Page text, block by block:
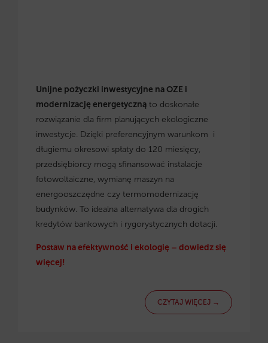
Unijne pożyczki inwestycyjne na OZE i
modernizację energetyczną to doskonałe
rozwiązanie dla firm planujących ekologiczne
inwestycje. Dzięki preferencyjnym warunkom i
długiemu okresowi spłaty do 120 miesięcy,
przedsiębiorcy mogą sfinansować instalacje
fotowoltaiczne, wymianę maszyn na
energooszczędne czy termomodernizację
budynków. To idealna alternatywa dla drogich
kredytów bankowych i rygorystycznych dotacji.
Postaw na efektywność i ekologię – dowiedz się
więcej!
CZYTAJ WIĘCEJ →